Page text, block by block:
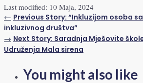
Last modified: 10 Maja, 2024
← Previous Story: “Inkluzijom osoba
inkluzivnog društva”
→ Next Story: Saradnja Mješovite
Udruženja Mala sirena
You might also like